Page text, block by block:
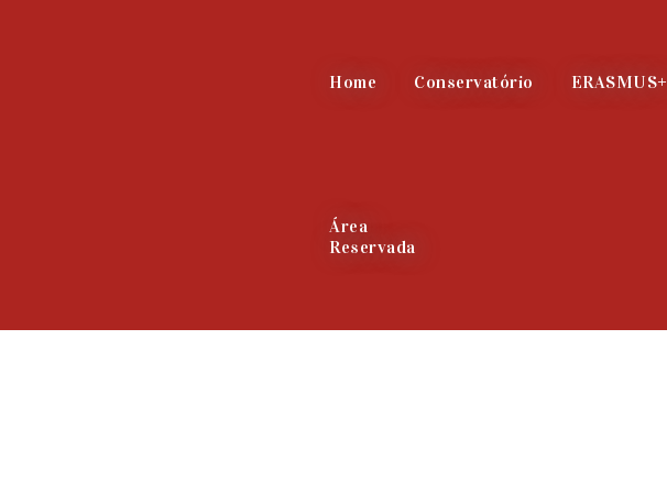
Home Conservatório ERASMUS+
Área
Reservada